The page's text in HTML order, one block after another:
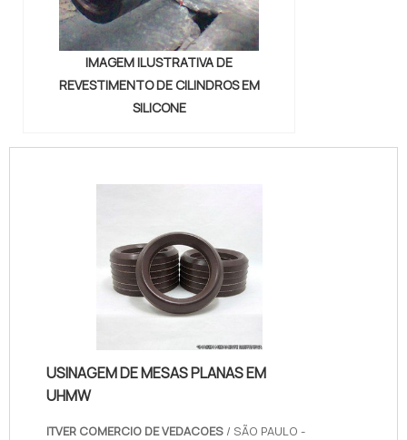
IMAGEM ILUSTRATIVA DE
REVESTIMENTO DE CILINDROS EM
SILICONE
USINAGEM DE MESAS PLANAS EM
UHMW
ITVER COMERCIO DE VEDACOES / SÃO PAULO -